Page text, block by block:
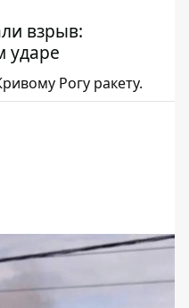
взрыв:
ударе
Рогу ракету.